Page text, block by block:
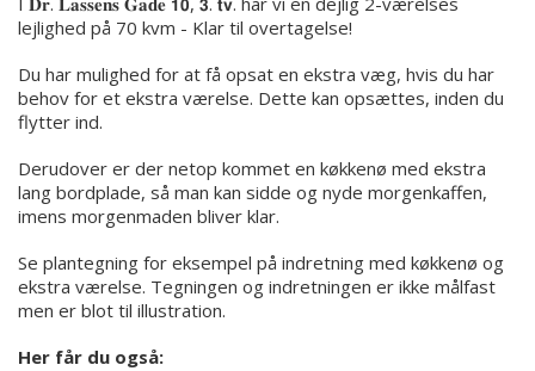
lejlighed på 70 kvm - Klar til overtagelse!
Du har mulighed for at få opsat en ekstra væg, hvis du har
behov for et ekstra værelse. Dette kan opsættes, inden du
flytter ind.
Derudover er der netop kommet en køkkenø med ekstra
lang bordplade, så man kan sidde og nyde morgenkaffen,
imens morgenmaden bliver klar.
Se plantegning for eksempel på indretning med køkkenø og
ekstra værelse. Tegningen og indretningen er ikke målfast
men er blot til illustration.
Her får du også: